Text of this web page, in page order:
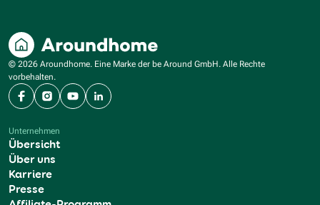
© 2026 Aroundhome. Eine Marke der be Around GmbH. Alle Rechte
vorbehalten.
FacebookInstagram
YouTubeLinkedIn
Unternehmen
Übersicht
Über uns
Karriere
Presse